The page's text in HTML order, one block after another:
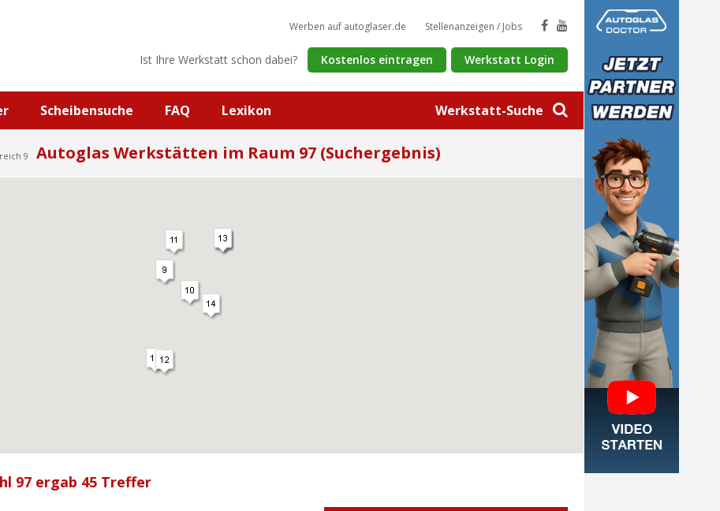
Werkstatt-Suche
Werben auf autoglaser.de Stellenanzeigen / Jobs
Ist Ihre Werkstatt schon dabei? Kostenlos eintragen Werkstatt Login
Scheibensuche FAQ Lexikon
9 Autoglas Werkstätten im Raum 97 (Suchergebnis)
97 ergab 45 Treffer